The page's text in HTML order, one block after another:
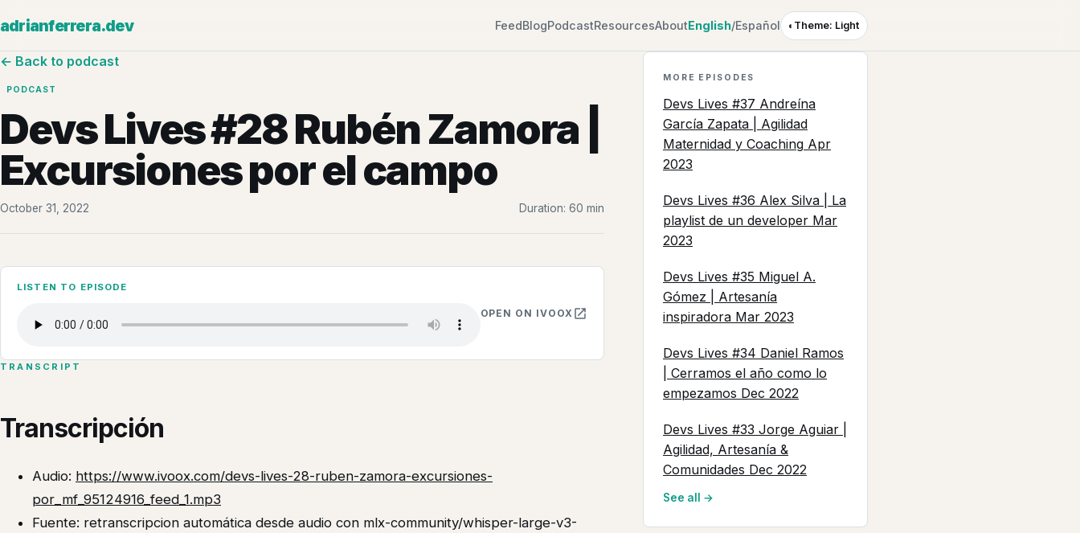
adrianferrera.dev FeedBlogPodcastResourcesAboutEnglish/Español ◐ Theme: Light
← Back to podcast
PODCAST
Devs Lives #28 Rubén Zamora |
Excursiones por el campo
October 31, 2022 Duration: 60 min
LISTEN TO EPISODE
OPEN ON IVOOX
TRANSCRIPT
Transcripción
Audio: https://www.ivoox.com/devs-lives-28-ruben-zamora-excursiones-
por_mf_95124916_feed_1.mp3
Fuente: retranscripcion automática desde audio con mlx-community/whisper-large-v3-
MORE EPISODES
Devs Lives #37 Andreína
García Zapata | Agilidad
Maternidad y Coaching Apr
2023
Devs Lives #36 Alex Silva | La
playlist de un developer Mar
2023
Devs Lives #35 Miguel A.
Gómez | Artesanía
inspiradora Mar 2023
Devs Lives #34 Daniel Ramos
| Cerramos el año como lo
empezamos Dec 2022
Devs Lives #33 Jorge Aguiar |
Agilidad, Artesanía &
Comunidades Dec 2022
See all →